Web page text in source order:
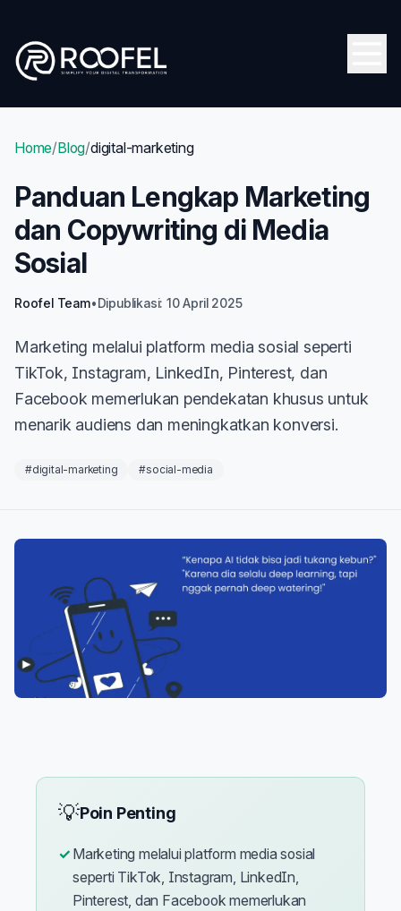
Home/Blog/digital-marketing
Panduan Lengkap Marketing
dan Copywriting di Media
Sosial
Roofel Team•Dipublikasi: 10 April 2025
Marketing melalui platform media sosial seperti
TikTok, Instagram, LinkedIn, Pinterest, dan
Facebook memerlukan pendekatan khusus untuk
menarik audiens dan meningkatkan konversi.
#digital-marketing #social-media
💡Poin Penting
Marketing melalui platform media sosial
seperti TikTok, Instagram, LinkedIn,
Pinterest, dan Facebook memerlukan